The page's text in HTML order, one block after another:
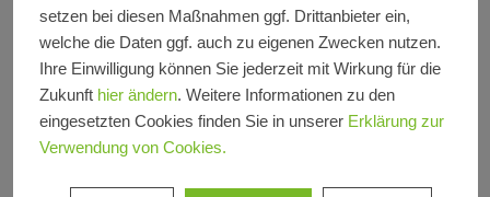
setzen bei diesen Maßnahmen ggf. Drittanbieter ein,
welche die Daten ggf. auch zu eigenen Zwecken nutzen.
Ihre Einwilligung können Sie jederzeit mit Wirkung für die
Zukunft hier ändern. Weitere Informationen zu den
eingesetzten Cookies finden Sie in unserer Erklärung zur
Verwendung von Cookies.